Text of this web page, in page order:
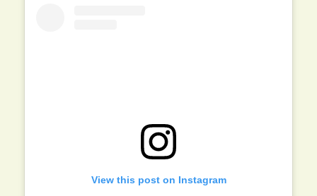
View this post on Instagram